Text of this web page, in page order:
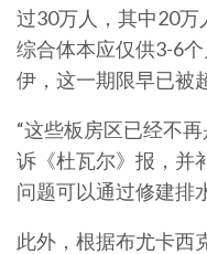
过30万人，其中20
综合体本应仅供3-6
伊，这一期限早已被
“这些板房区已经不
诉《杜瓦尔》报，并
问题可以通过修建排
此外，根据布尤卡西